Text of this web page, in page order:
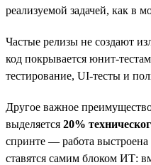
реализуемой задачей, как в
Частые релизы не создают
код покрывается юнит-
тестирование, UI-тесты и
Другое важное
выделяется 20%
спринте — работа выстроена
ставятся самим блоком ИТ: